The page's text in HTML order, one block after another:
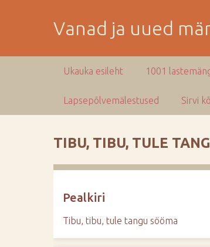
Vanad ja uued
Ukauka esileht 1001
Lapsepõlvemälestused Sirvi
TIBU, TIBU, TULE
Pealkiri
Tibu, tibu, tule tangu sööma